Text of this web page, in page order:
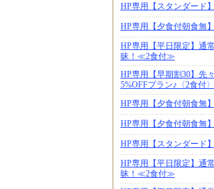
HP専用【スタンダード
HP専用【夕食付朝食無
HP専用【平日限定】通
昧！≪2食付≫
HP専用【早期割30】先
5%OFFプラン♪〈2食付〉
HP専用【夕食付朝食無
HP専用【夕食付朝食無
HP専用【スタンダード
HP専用【平日限定】通
昧！≪2食付≫